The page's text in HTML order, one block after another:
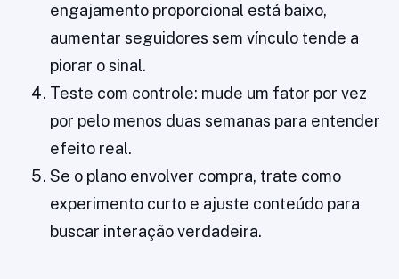
engajamento proporcional está baixo,
aumentar seguidores sem vínculo tende a
piorar o sinal.
Teste com controle: mude um fator por vez
por pelo menos duas semanas para entender
efeito real.
Se o plano envolver compra, trate como
experimento curto e ajuste conteúdo para
buscar interação verdadeira.